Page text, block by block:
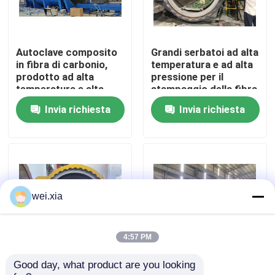
Visita alla fabbrica
Controllo della qualità
Notizie
Autoclave di AAC
Autoclave composito
in fibra di carbonio,
prodotto ad alta
temperatura e alta
pressione, supporta la
personalizzazione,
sistema completo
Invia richiesta
Grandi serbatoi ad alta
temperatura e ad alta
pressione per il
stampaggio della fibra
di carbonio
Invia richiesta
Autoclave composito
Autoclave composita
wei.xia
4:57 PM
Good day, what product are you looking